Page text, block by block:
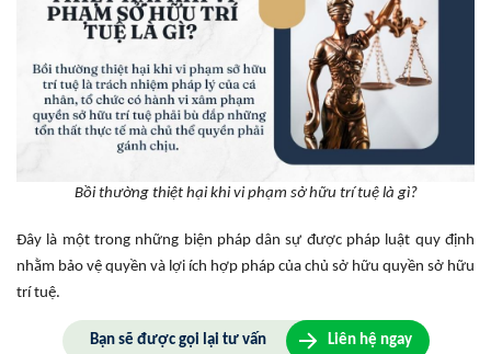
Bồi thường thiệt hại khi vi phạm sở hữu trí tuệ là gì?
Đây là một trong những biện pháp dân sự được pháp luật quy định
nhằm bảo vệ quyền và lợi ích hợp pháp của chủ sở hữu quyền sở hữu
trí tuệ.
Bạn sẽ được gọi lại tư vấn Liên hệ ngay